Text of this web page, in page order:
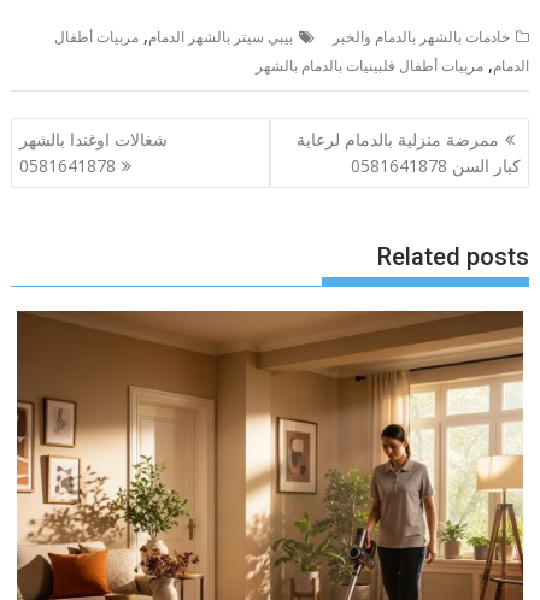
خادمات بالشهر بالدمام والخبر بيبي سيتر بالشهر الدمام,مربيات أطفال
الدمام,مربيات أطفال فلبينيات بالدمام بالشهر
تصفّح
المقالات
ممرضة منزلية بالدمام لرعاية
كبار السن 0581641878
شغالات اوغندا بالشهر
0581641878
Related posts